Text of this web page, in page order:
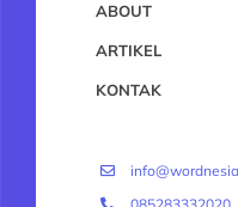
ABOUT
ARTIKEL
KONTAK